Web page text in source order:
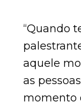
“Quando
aquele
as
momento